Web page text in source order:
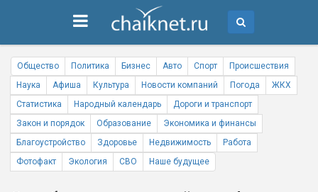
Общество Политика Бизнес Авто Спорт
Происшествия
Наука
Афиша Культура Новости компаний Погода
ЖКХ
Статистика
Народный календарь
Дороги и транспорт
Закон и порядок
Образование
Экономика и финансы
Благоустройство
Здоровье Недвижимость
Работа
Фотофакт
Экология СВО Наше будущее